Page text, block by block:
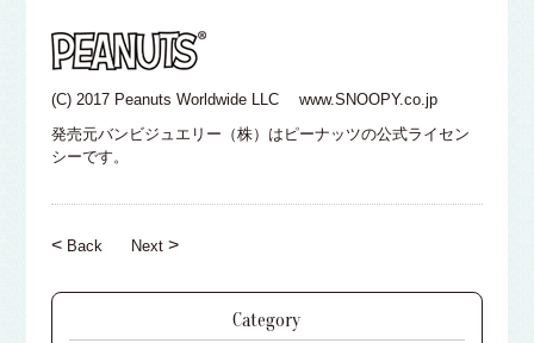
(C) 2017 Peanuts Worldwide LLC www.SNOOPY.co.jp
発売元バンビジュエリー（株）はピーナッツの公式ライセン
シーです。
<Back Next >
Category